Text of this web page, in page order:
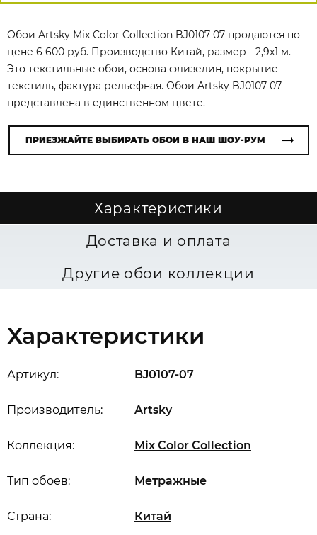
Обои Artsky Mix Color Collection BJ0107-07 продаются по
цене 6 600 руб. Производство Китай, размер - 2,9x1 м.
Это текстильные обои, основа флизелин, покрытие
текстиль, фактура рельефная. Обои Artsky BJ0107-07
представлена в единственном цвете.
ПРИЕЗЖАЙТЕ ВЫБИРАТЬ ОБОИ В НАШ ШОУ-РУМ
Характеристики
Доставка и оплата
Другие обои коллекции
Характеристики
Артикул: BJ0107-07
Производитель: Artsky
Коллекция: Mix Color Collection
Страна: Китай
Тип обоев: Метражные